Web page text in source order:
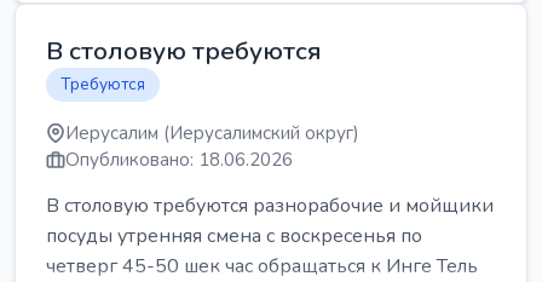
В столовую требуются
Требуются
Иерусалим (Иерусалимский округ)
Опубликовано: 18.06.2026
В столовую требуются разнорабочие и мойщики
посуды утренняя смена с воскресенья по
четверг 45-50 шек час обращаться к Инге Тель